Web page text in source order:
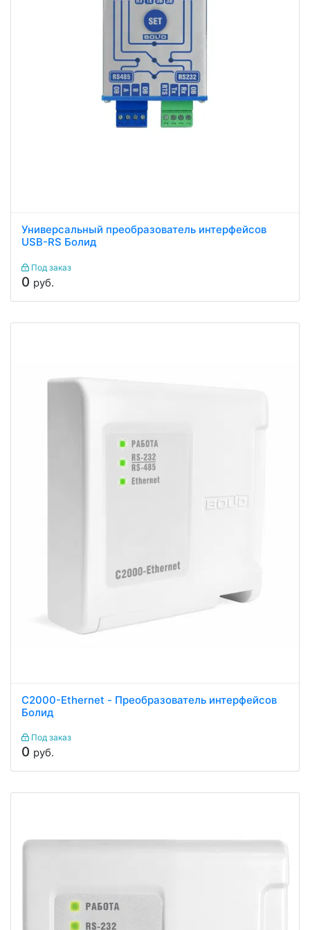
Универсальный преобразователь интерфейсов
USB-RS Болид
Под заказ
0 руб.
С2000-Ethernet - Преобразователь интерфейсов
Болид
Под заказ
0 руб.